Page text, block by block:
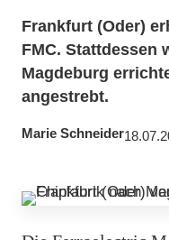
Frankfurt (Oder)
FMC. Stattdessen
Magdeburg
angestrebt.
Marie Schneider